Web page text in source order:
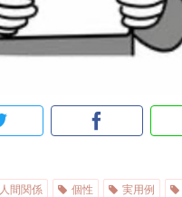
人間関係 個性 実用例